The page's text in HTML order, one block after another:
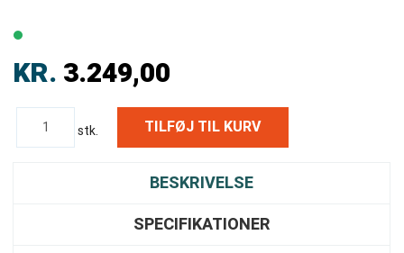
KR. 3.249,00
stk.
BESKRIVELSE
SPECIFIKATIONER